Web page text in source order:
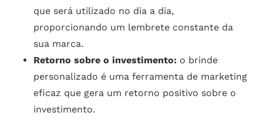
que será utilizado no dia a dia,
proporcionando um lembrete constante da
sua marca.
Retorno sobre o investimento: o brinde
personalizado é uma ferramenta de marketing
eficaz que gera um retorno positivo sobre o
investimento.